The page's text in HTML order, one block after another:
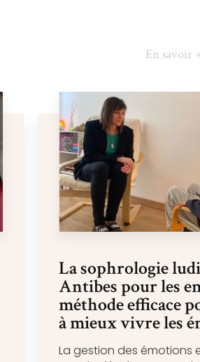
En savoir
La sophrologie
Antibes pour les
méthode efficace
à mieux vivre les
La gestion des émotions